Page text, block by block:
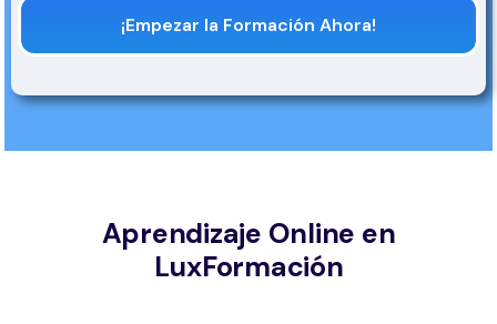
¡Empezar la Formación Ahora!
Aprendizaje Online en
LuxFormación